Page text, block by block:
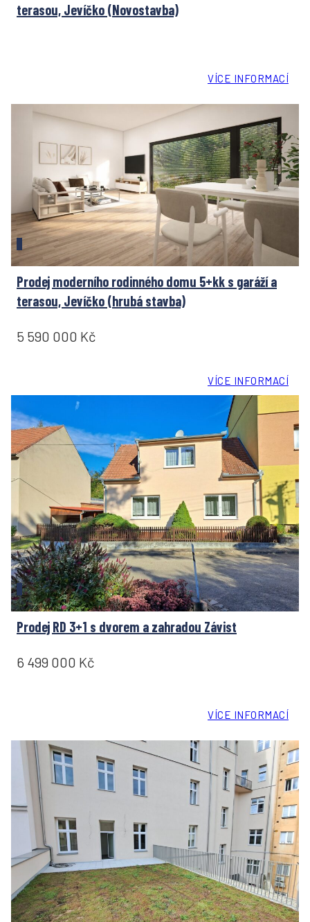
terasou, Jevíčko (Novostavba)
VÍCE INFORMACÍ
Prodej moderního rodinného domu 5+kk s garáží a
terasou, Jevíčko (hrubá stavba)
5 590 000 Kč
VÍCE INFORMACÍ
Prodej RD 3+1 s dvorem a zahradou Závist
6 499 000 Kč
VÍCE INFORMACÍ